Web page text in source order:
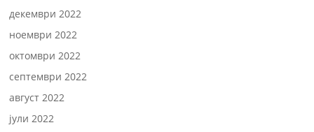
декември 2022
ноември 2022
октомври 2022
септември 2022
август 2022
јули 2022